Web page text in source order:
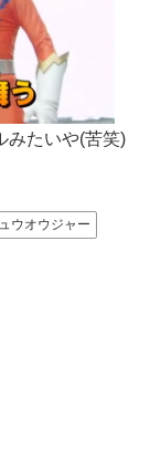
みたいや(苦笑)
ウオウジャー